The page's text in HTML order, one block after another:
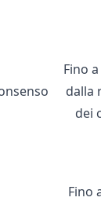
Fino
dalla
dei
Fino